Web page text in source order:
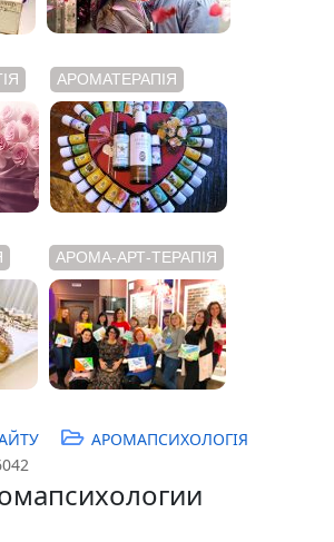
АРОМАТЕРАПІЯ
АРОМА-АРТ-ТЕРАПІЯ
АРОМАПСИХОЛОГІЯ